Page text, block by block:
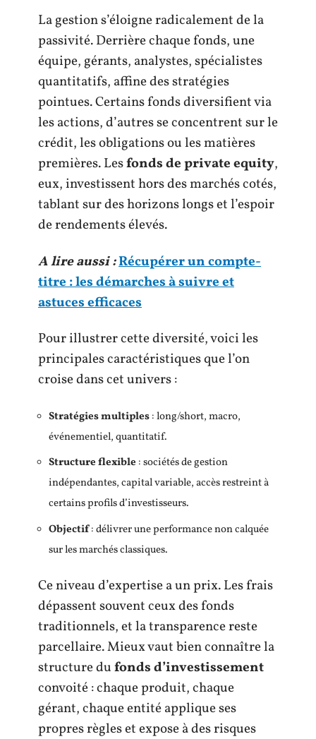
La gestion s’éloigne radicalement de la
passivité. Derrière chaque fonds, une
équipe, gérants, analystes, spécialistes
quantitatifs, affine des stratégies
pointues. Certains fonds diversifient via
les actions, d’autres se concentrent sur le
crédit, les obligations ou les matières
premières. Lesfonds de private equity,
eux, investissent hors des marchés cotés,
tablant sur des horizons longs et l’espoir
de rendements élevés.
A lire aussi :Récupérer un compte-
titre : les démarches à suivre et
astuces efficaces
Pour illustrer cette diversité, voici les
principales caractéristiques que l’on
croise dans cet univers :
Stratégies multiples: long/short, macro,
événementiel, quantitatif.
Structure flexible : sociétés de gestion
indépendantes, capital variable, accès restreint à
certains profils d’investisseurs.
Objectif: délivrer une performance non calquée
sur les marchés classiques.
Ce niveau d’expertise a un prix. Les frais
dépassent souvent ceux des fonds
traditionnels, et la transparence reste
parcellaire. Mieux vaut bien connaître la
structure dufonds d’investissement
convoité : chaque produit, chaque
gérant, chaque entité applique ses
propres règles et expose à des risques